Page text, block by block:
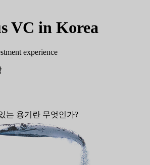
VC in Korea
experience
는 용기란 무엇인가?